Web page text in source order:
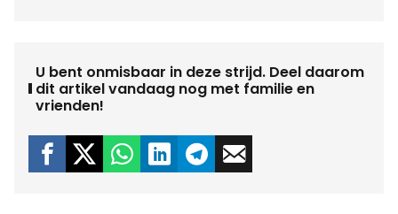
U bent onmisbaar in deze strijd. Deel daarom
dit artikel vandaag nog met familie en
vrienden!